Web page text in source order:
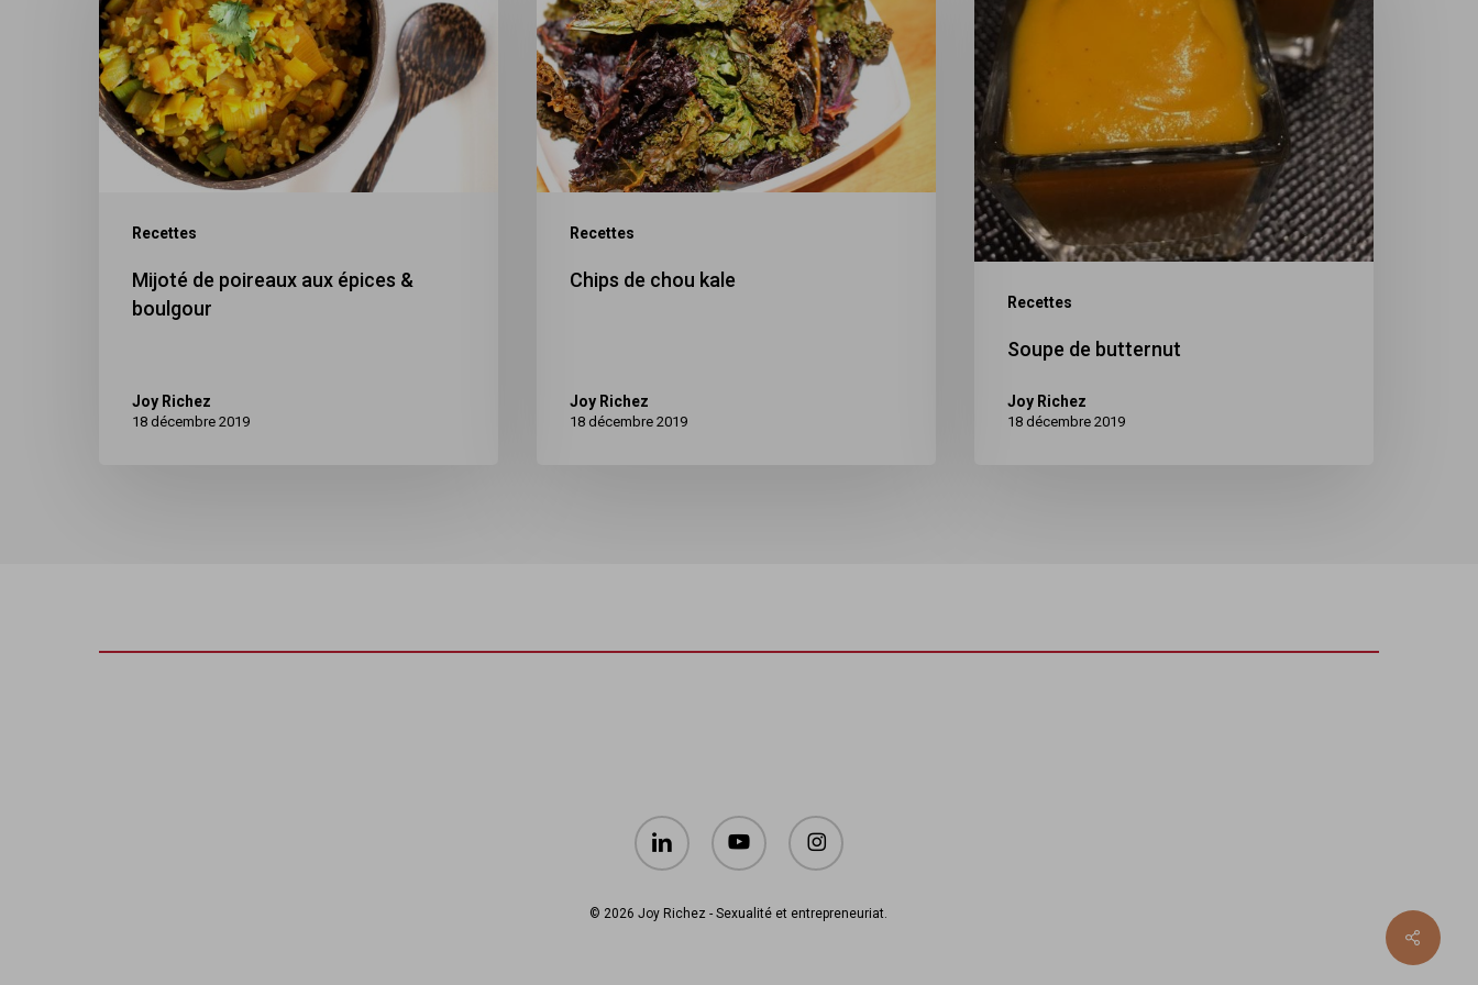
Recettes
poireaux
aux
épices
&
boulgour
Mijoté de poireaux aux épices &
boulgour
Joy Richez
18 décembre 2019
Recettes
chou
kale
Chips de chou kale
Joy Richez
18 décembre 2019
Recettes
butternut
Soupe de butternut
Joy Richez
18 décembre 2019
linkedin youtube instagram
© 2026 Joy Richez - Sexualité et entrepreneuriat.